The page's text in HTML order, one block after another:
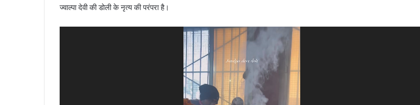
ज्वाल्पा देवी की डोली के नृत्य की परंपरा है।